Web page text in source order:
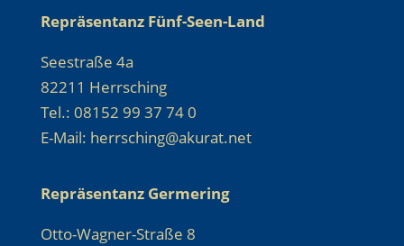
Repräsentanz Fünf-Seen-Land
Seestraße 4a
82211 Herrsching
Tel.: 08152 99 37 74 0
E-Mail: herrsching@akurat.net
Repräsentanz Germering
Otto-Wagner-Straße 8